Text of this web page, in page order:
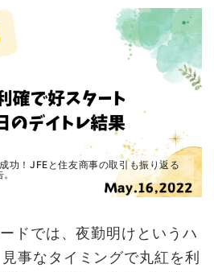
功！JFEと住友商事の取引も振り返る
ドでは、夜勤明けというハ
事なタイミングで丸紅を利